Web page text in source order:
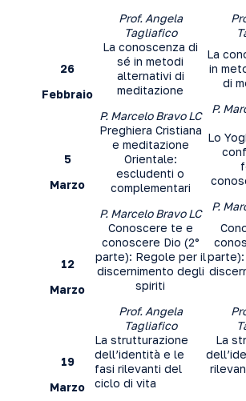
Prof. Angela
Tagliafico
26
Febbraio
La conoscenza di
sé in metodi
alternativi di
meditazione
P. Marcelo Bravo LC
La
in
di
P.
5
Marzo
Preghiera Cristiana
e meditazione
Orientale:
escludenti o
complementari
P. Marcelo Bravo LC
Lo
P.
12
Marzo
Conoscere te e
conoscere Dio (2°
parte): Regole per il
discernimento degli
spiriti
Prof. Angela
Tagliafico
19
Marzo
La strutturazione
dell’identità e le
fasi rilevanti del
ciclo di vita
La